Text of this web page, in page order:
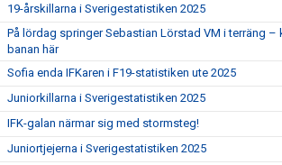
19-årskillarna i Sverigestatistiken 2025
På lördag springer Sebastian Lörstad VM i terräng –
banan här
Sofia enda IFKaren i F19-statistiken ute 2025
Juniorkillarna i Sverigestatistiken 2025
IFK-galan närmar sig med stormsteg!
Juniortjejerna i Sverigestatistiken 2025